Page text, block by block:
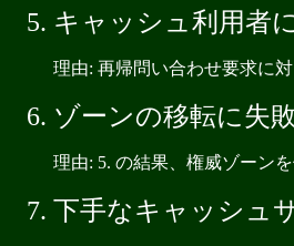
キャッシュ利用者
理由: 再帰問い合わせ要求に
ゾーンの移転に失
理由: 5. の結果、権威ゾーン
下手なキャッシュ